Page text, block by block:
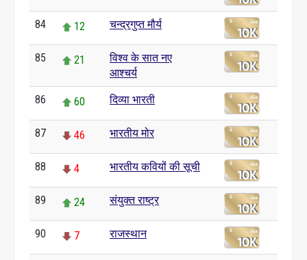
84 12 चन्द्रगुप्त मौर्य
85 21
विश्व के सात नए
आश्चर्य
86 60 दिव्या भारती
87 46 भारतीय मोर
88 4 भारतीय कवियों की सूची
89 24 संयुक्त राष्ट्र
90 7 राजस्थान